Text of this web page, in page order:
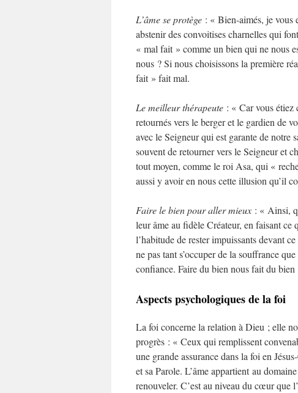
L’âme se protège : « Bien-aimés, je vous
abstenir des convoitises charnelles qui
« mal fait » comme un bien qui ne nous
nous ? Si nous choisissons la première
fait » fait mal.
Le meilleur thérapeute : « Car vous étiez
retournés vers le berger et le gardien de
avec le Seigneur qui est garante de
souvent de retourner vers le Seigneur et
tout moyen, comme le roi Asa, qui «
aussi y avoir en nous cette illusion qu’il
Faire le bien pour aller mieux : « Ainsi,
leur âme au fidèle Créateur, en faisant
l’habitude de rester impuissants devant
ne pas tant s’occuper de la souffrance
confiance. Faire du bien nous fait du bien
Aspects psychologiques de la foi
La foi concerne la relation à Dieu ; elle
progrès : « Ceux qui remplissent
une grande assurance dans la foi en
et sa Parole. L’âme appartient au
renouveler. C’est au niveau du cœur que